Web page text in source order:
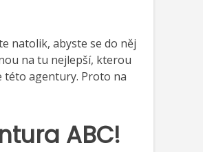
natolik, abyste se do něj
na tu nejlepší, kterou
této agentury. Proto na
ABC!